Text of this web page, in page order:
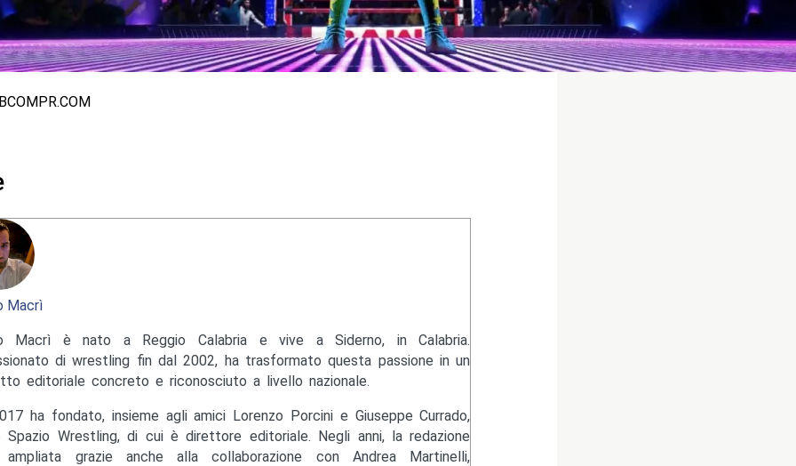
Macrì
Macrì è nato a Reggio Calabria e vive a Siderno, in Calabria.
di wrestling fin dal 2002, ha trasformato questa passione in un
editoriale concreto e riconosciuto a livello nazionale.
ha fondato, insieme agli amici Lorenzo Porcini e Giuseppe Currado,
Wrestling, di cui è direttore editoriale. Negli anni, la redazione
grazie anche alla collaborazione con Andrea Martinelli,